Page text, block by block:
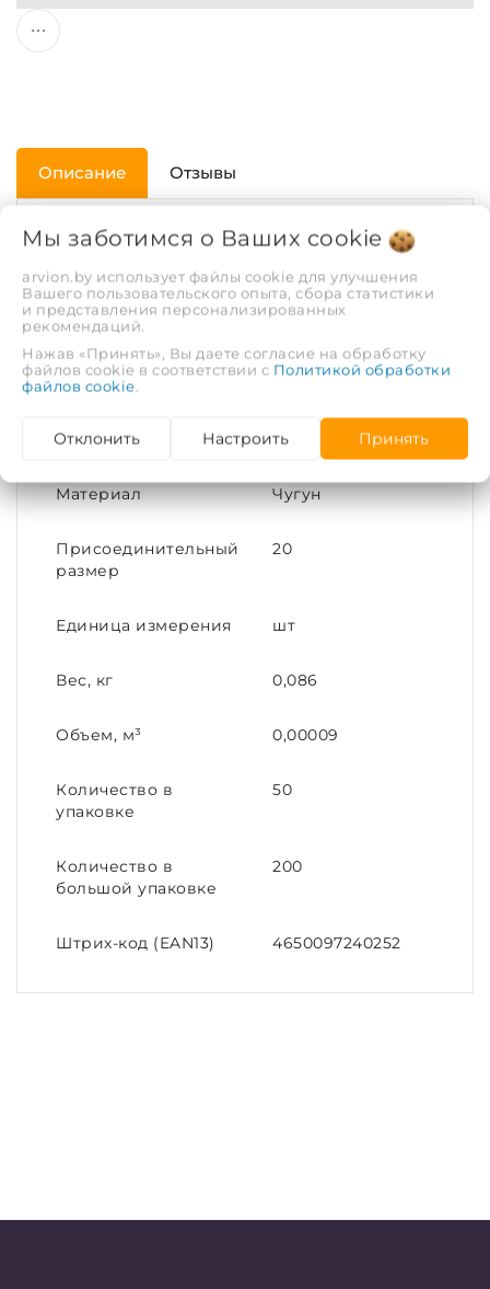
Описание Отзывы
ХАРАКТЕРИСТИКИ
Покрытие Без покрытия
Тип соединения Равнопроходное
(DN)
Материал Чугун
Присоединительный
размер
20
Единица измерения шт
Вес, кг 0,086
Объем, м³ 0,00009
Количество в
упаковке
50
Количество в
большой упаковке
200
Штрих-код (EAN13) 4650097240252
Мы заботимся о Ваших cookie
arvion.by использует файлы cookie для улучшения
Вашего пользовательского опыта, сбора статистики
и представления персонализированных
рекомендаций.
Нажав «Принять», Вы даете согласие на обработку
файлов cookie в соответствии с Политикой обработки
файлов cookie.
Отклонить Настроить Принять